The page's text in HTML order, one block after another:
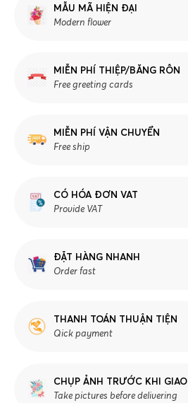
MẪU MÃ HIỆN ĐẠI
Modern flower
MIỄN PHÍ THIỆP/BĂNG RÔN
Free greeting cards
MIỄN PHÍ VẬN CHUYỂN
Free ship
CÓ HÓA ĐƠN VAT
Provide VAT
ĐẶT HÀNG NHANH
Order fast
THANH TOÁN THUẬN TIỆN
Qick payment
CHỤP ẢNH TRƯỚC KHI GIAO
Take pictures before delivering